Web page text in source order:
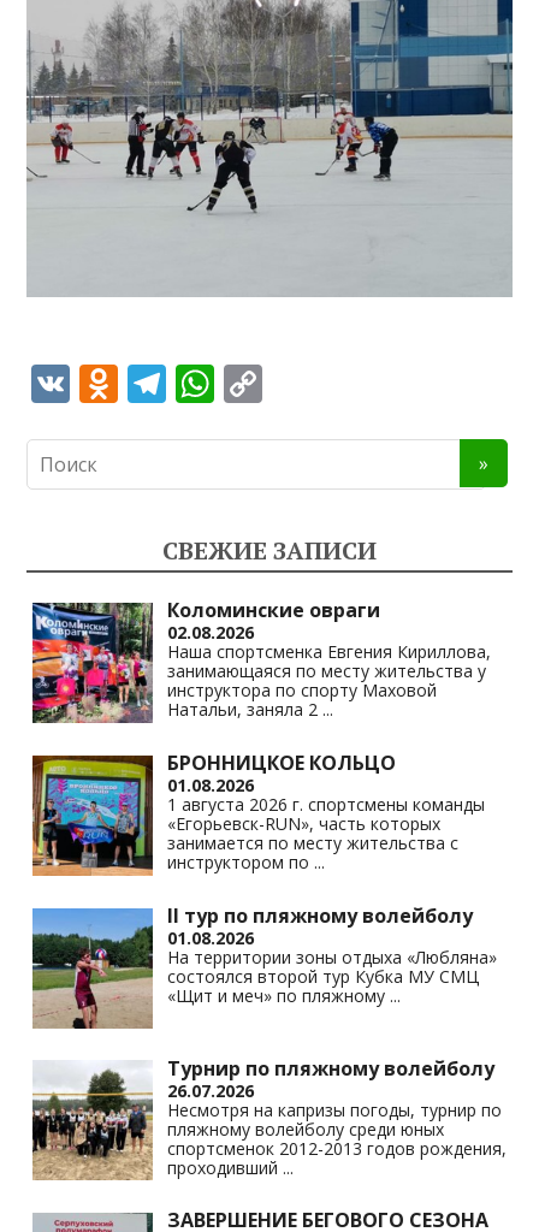
V O
o
as
s
ni
ki
T
gr
a
m
W
s
A
p
p
y
Li
n
k
СВЕЖИЕ ЗАПИСИ
Коломинские овраги
02.08.2026
Наша спортсменка Евгения Кириллова,
занимающаяся по месту жительства у
инструктора по спорту Маховой
Натальи, заняла 2 ...
БРОННИЦКОЕ КОЛЬЦО
01.08.2026
1 августа 2026 г. спортсмены команды
«Егорьевск-RUN», часть которых
занимается по месту жительства с
инструктором по ...
II тур по пляжному волейболу
01.08.2026
На территории зоны отдыха «Любляна»
состоялся второй тур Кубка МУ СМЦ
«Щит и меч» по пляжному ...
Турнир по пляжному волейболу
26.07.2026
Несмотря на капризы погоды, турнир по
пляжному волейболу среди юных
спортсменок 2012-2013 годов рождения,
проходивший ...
ЗАВЕРШЕНИЕ БЕГОВОГО СЕЗОНА